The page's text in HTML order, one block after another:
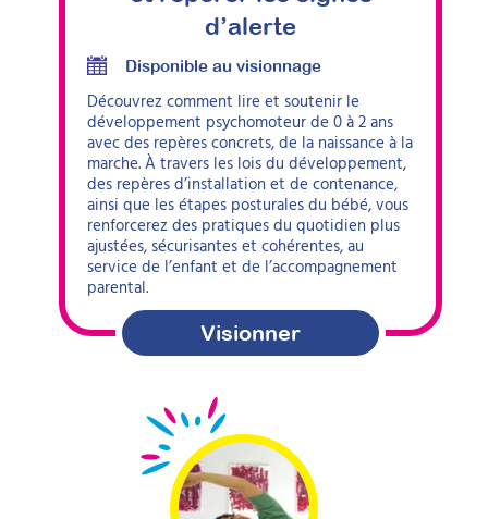
d’alerte
Disponible au visionnage
Découvrez comment lire et soutenir le
développement psychomoteur de 0 à 2 ans
avec des repères concrets, de la naissance à la
marche. À travers les lois du développement,
des repères d’installation et de contenance,
ainsi que les étapes posturales du bébé, vous
renforcerez des pratiques du quotidien plus
ajustées, sécurisantes et cohérentes, au
service de l’enfant et de l’accompagnement
parental.
Visionner